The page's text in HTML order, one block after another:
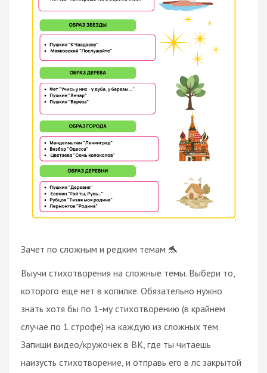
Зачет по сложным и редким темам 🐬
Выучи стихотворения на сложные темы. Выбери то,
которого еще нет в копилке. Обязательно нужно
знать хотя бы по 1-му стихотворению (в крайнем
случае по 1 строфе) на каждую из сложных тем.
Запиши видео/кружочек в ВК, где ты читаешь
наизусть стихотворение, и отправь его в лс закрытой